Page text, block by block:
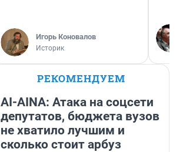
Игорь Коновалов
Историк
РЕКОМЕНДУЕМ
AI-AINA: Атака на соцсети
депутатов, бюджета вузов
не хватило лучшим и
сколько стоит арбуз